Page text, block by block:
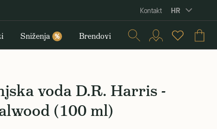
Kontakt HR
Sniženja % Brendovi
voda D.R. Harris -
(100 ml)